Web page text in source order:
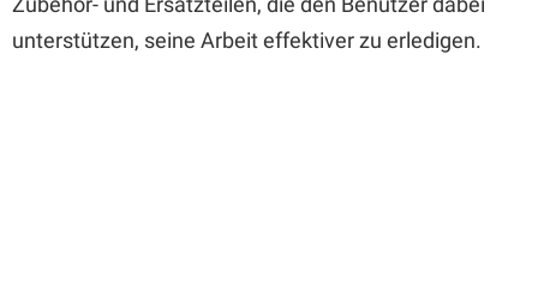
unterstützen, seine Arbeit effektiver zu erledigen.